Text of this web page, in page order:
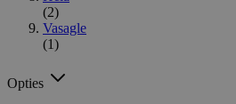
(2)
Vasagle
(1)
Opties